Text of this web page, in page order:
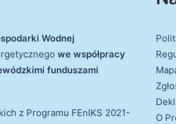
Wodnej
we współpracy
funduszami
z Programu FEnIKS 2021-
O